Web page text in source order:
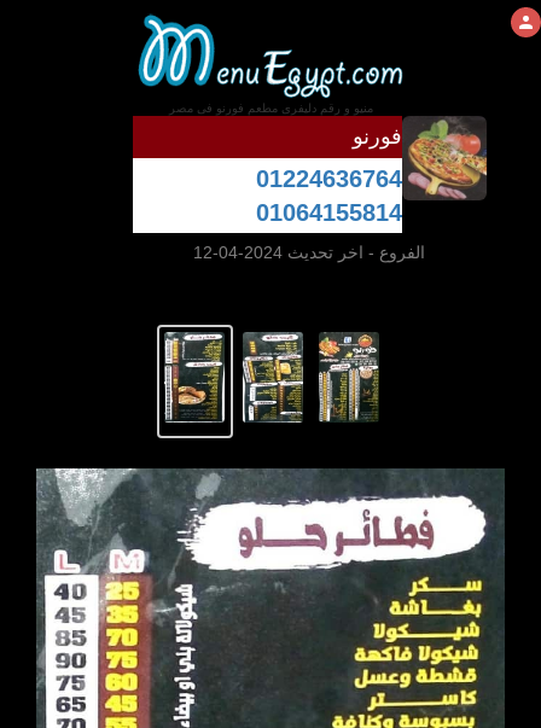
منيو و رقم دليفرى مطعم فورنو فى مصر
فورنو
01224636764
01064155814
الفروع - اخر تحديث 2024-04-12